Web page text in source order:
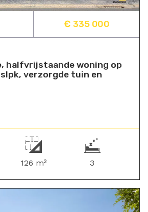
€ 335 000
halfvrijstaande woning op
verzorgde tuin en
126 m² 3